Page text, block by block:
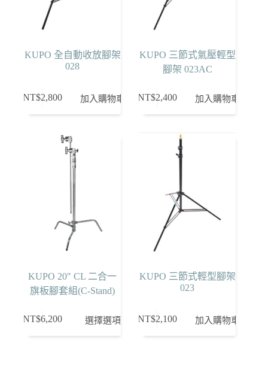
KUPO 全自動收放腳架
028
NT$2,800 加入購物車
KUPO 三節式氣壓輕型
腳架 023AC
NT$2,400 加入購物車
KUPO 20″ CL 二合一
旗板腳套組(C-Stand)
NT$6,200 選擇選項
KUPO 三節式輕型腳架
023
NT$2,100 加入購物車